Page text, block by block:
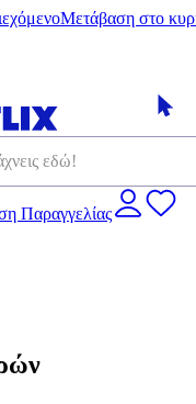
Μετάβαση στο
Παραγγελίας